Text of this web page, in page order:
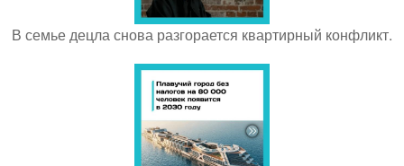
В семье децла снова разгорается квартирный конфликт.